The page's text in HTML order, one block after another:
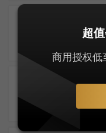
零售字体
超
商用授权低